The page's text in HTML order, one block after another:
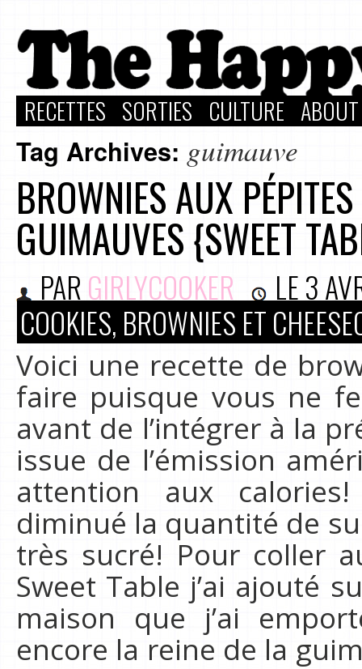
RECETTES SORTIES CULTURE
Tag Archives: guimauve
BROWNIES AUX
GUIMAUVES {SWEET
PAR GIRLYCOOKER LE3
COOKIES, BROWNIES ET
Voici une recette de
faire puisque vous ne
avant de l’intégrer à la
issue de l’émission
attention aux
diminué la quantité de
très sucré! Pour coller
Sweet Table j’ai ajouté
maison que j’ai
encore la reine de la